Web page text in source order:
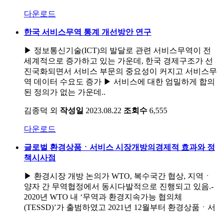
다운로드
한국 서비스무역 통계 개선방안 연구
▶ 정보통신기술(ICT)의 발달로 관련 서비스무역이 전
세계적으로 증가하고 있는 가운데, 한국 경제구조가 선
진국화되면서 서비스 부문의 중요성이 커지고 서비스무
역 데이터 수요도 증가 ▶ 서비스에 대한 엄밀하게 합의
된 정의가 없는 가운데..
김종덕 외 작성일 2023.08.22 조회수 6,555
다운로드
글로벌 환경상품ㆍ서비스 시장개방의경제적 효과와 정
책시사점
▶ 환경시장 개방 논의가 WTO, 복수국간 협상, 지역ㆍ
양자 간 무역협정에서 동시다발적으로 진행되고 있음.-
2020년 WTO 내 ‘무역과 환경지속가능 협의체
(TESSD)’가 출범하였고 2021년 12월부터 환경상품ㆍ서